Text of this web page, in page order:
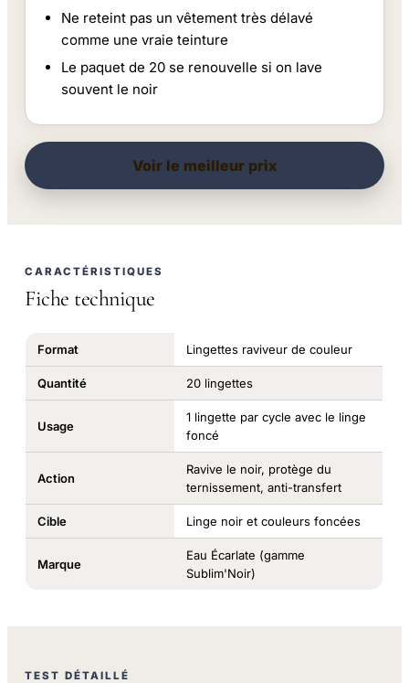
Ne reteint pas un vêtement très délavé
comme une vraie teinture
Le paquet de 20 se renouvelle si on lave
souvent le noir
Voir le meilleur prix
CARACTÉRISTIQUES
Fiche technique
Format Lingettes raviveur de couleur
Quantité 20 lingettes
Usage
1 lingette par cycle avec le linge
foncé
Action
Ravive le noir, protège du
ternissement, anti-transfert
Cible Linge noir et couleurs foncées
Marque
Eau Écarlate (gamme
Sublim'Noir)
TEST DÉTAILLÉ